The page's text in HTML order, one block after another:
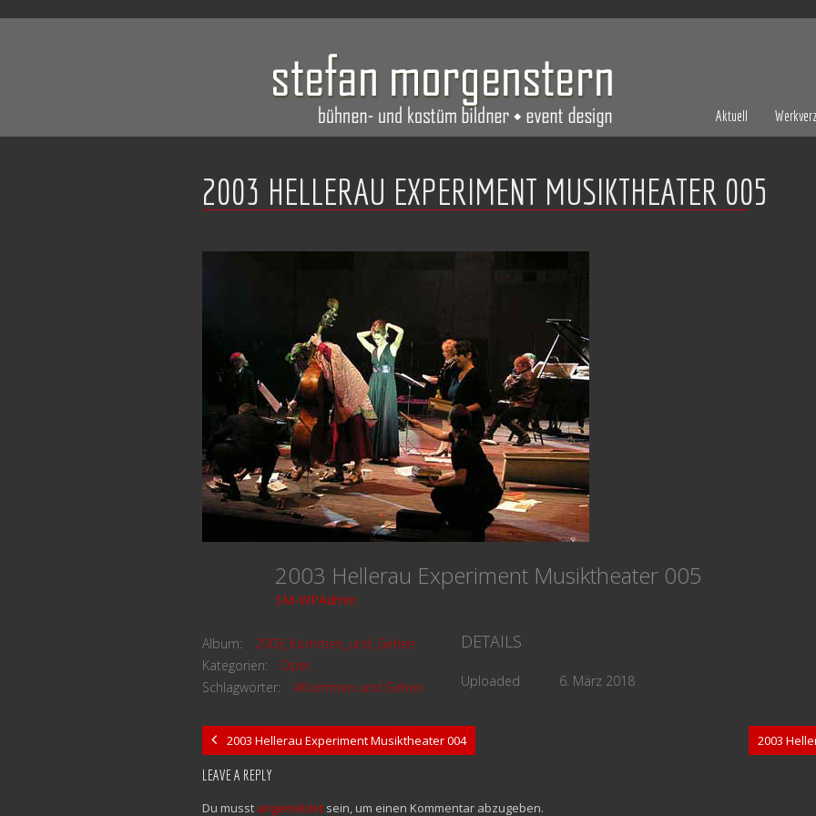
Aktuell
2003 HELLERAU EXPERIMENT MUSIKTHEATER 005
2003 Hellerau Experiment Musiktheater 005
SM-WPAdmin
Album:
2003_Kommen_und_Gehen
Kategorien:
Oper
Schlagwörter:
#Kommen und Gehen
DETAILS
Uploaded 6. März 2018
2003 Hellerau Experiment Musiktheater 004 2003
LEAVE A REPLY
Du musst angemeldet sein, um einen Kommentar abzugeben.